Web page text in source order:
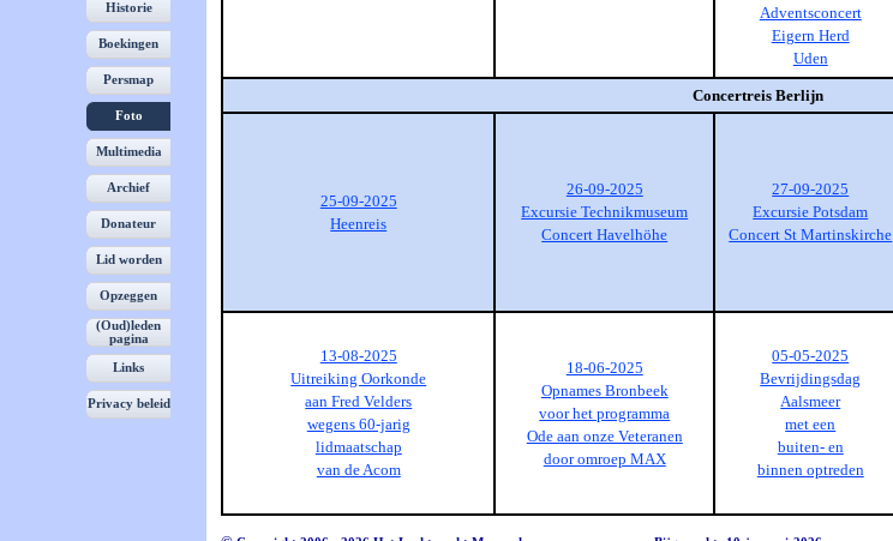
Historie
Boekingen
Persmap
Foto
Multimedia
Archief
Donateur
Lid worden
Opzeggen
(Oud)leden
pagina
Links
Privacy beleid
Adventsconcert
Eigern Herd
Uden
Concertreis Berlijn
25-09-2025
Heenreis
26-09-2025
Excursie Technikmuseum
Concert Havelhöhe
27-09-2025
Excursie Potsdam
Concert St Martinskirche
13-08-2025
Uitreiking Oorkonde
aan Fred Velders
wegens 60-jarig
lidmaatschap
van de Acom
18-06-2025
Opnames Bronbeek
voor het programma
Ode aan onze Veteranen
door omroep MAX
05-05-2025
Bevrijdingsdag
Aalsmeer
met een
buiten- en
binnen optreden